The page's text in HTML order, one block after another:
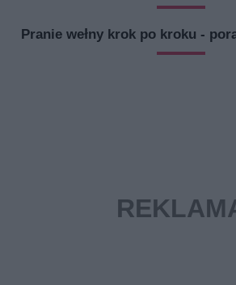
Pranie wełny krok po kroku -